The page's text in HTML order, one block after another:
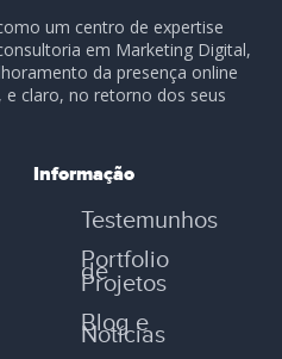
um centro de expertise
em Marketing Digital,
da presença online
e claro, no retorno dos seus
Informação
Testemunhos
Portfolio
de
Projetos
Blog e
Notícias